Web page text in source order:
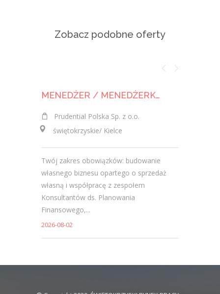
Zobacz podobne oferty
MENEDŻER / MENEDŻERKA ZESPOŁU SPRZEDAŻY
Prudential Polska Sp. z o.o.
świętokrzyskie/ Kielce
Twój zakres obowiązków: budowanie
własnego biznesu opartego o sprzedaż
własną i współpracę z zespołem
Konsultantów ds. Planowania
Finansowego,...
2026-08-02